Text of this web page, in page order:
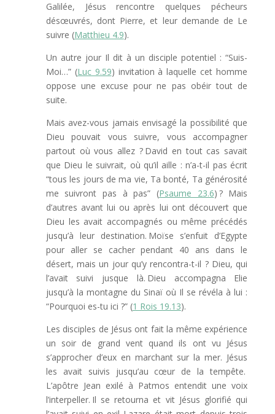
Galilée, Jésus rencontre quelques pécheurs
désœuvrés, dont Pierre, et leur demande de Le
suivre (Matthieu 4.9).
Un autre jour Il dit à un disciple potentiel : “Suis-
Moi…” (Luc 9.59) invitation à laquelle cet homme
oppose une excuse pour ne pas obéir tout de
suite.
Mais avez-vous jamais envisagé la possibilité que
Dieu pouvait vous suivre, vous accompagner
partout où vous allez ? David en tout cas savait
que Dieu le suivrait, où qu’il aille : n’a-t-il pas écrit
“tous les jours de ma vie, Ta bonté, Ta générosité
me suivront pas à pas” (Psaume 23.6) ? Mais
d’autres avant lui ou après lui ont découvert que
Dieu les avait accompagnés ou même précédés
jusqu’à leur destination. Moïse s’enfuit d’Egypte
pour aller se cacher pendant 40 ans dans le
désert, mais un jour qu’y rencontra-t-il ? Dieu, qui
l’avait suivi jusque là. Dieu accompagna Elie
jusqu’à la montagne du Sinaï où Il se révéla à lui :
“Pourquoi es-tu ici ?” (1 Rois 19.13).
Les disciples de Jésus ont fait la même expérience
un soir de grand vent quand ils ont vu Jésus
s’approcher d’eux en marchant sur la mer. Jésus
les avait suivis jusqu’au cœur de la tempête.
L’apôtre Jean exilé à Patmos entendit une voix
l’interpeller. Il se retourna et vit Jésus glorifié qui